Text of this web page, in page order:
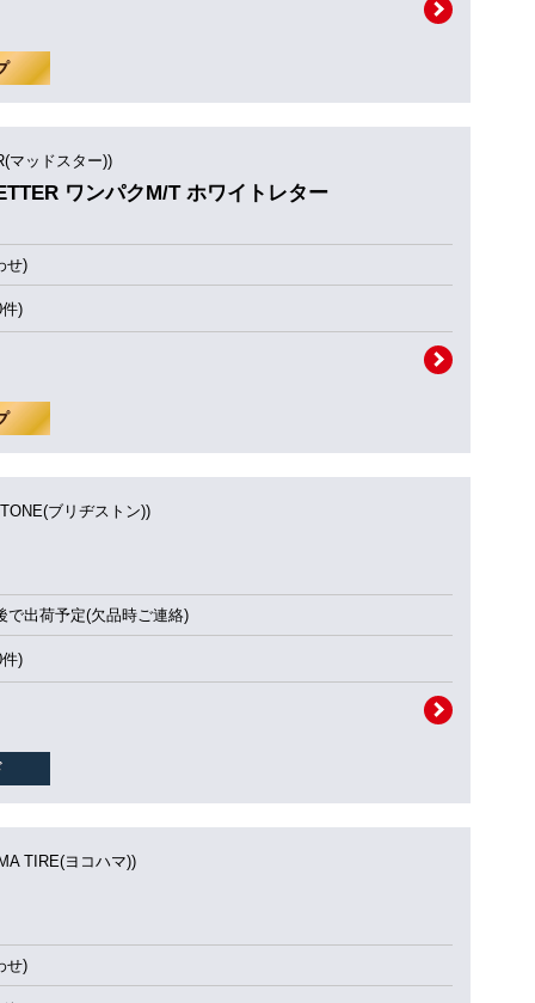
マッドスター))
ワンパクM/T ホワイトレター
せ)
)
ブリヂストン))
で出荷予定(欠品時ご連絡)
)
TIRE(ヨコハマ))
せ)